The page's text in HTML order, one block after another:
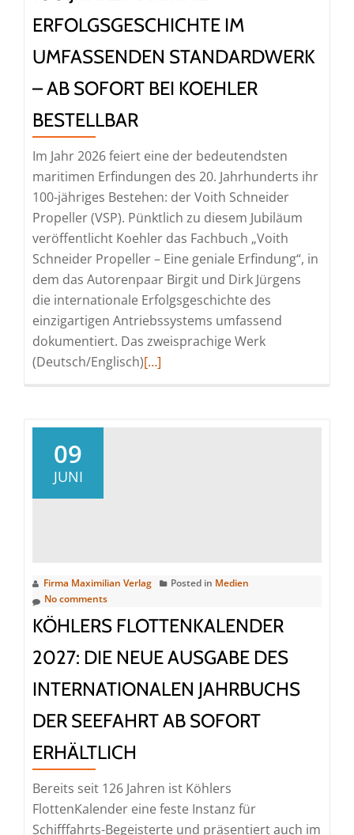
erhältlich
ERFOLGSGESCHICHTE IM
UMFASSENDEN STANDARDWERK
– AB SOFORT BEI KOEHLER
BESTELLBAR
Im Jahr 2026 feiert eine der bedeutendsten
maritimen Erfindungen des 20. Jahrhunderts ihr
100-jähriges Bestehen: der Voith Schneider
Propeller (VSP). Pünktlich zu diesem Jubiläum
veröffentlicht Koehler das Fachbuch „Voith
Schneider Propeller – Eine geniale Erfindung“, in
dem das Autorenpaar Birgit und Dirk Jürgens
die internationale Erfolgsgeschichte des
einzigartigen Antriebssystems umfassend
dokumentiert. Das zweisprachige Werk
(Deutsch/Englisch)Read
umfassenden
–
ab
sofort
bei
Koehler
bestellbar
[…]
09
JUNI
Firma Maximilian Verlag Posted in Medien
No comments
KÖHLERS FLOTTENKALENDER
2027: DIE NEUE AUSGABE DES
INTERNATIONALEN JAHRBUCHS
DER SEEFAHRT AB SOFORT
ERHÄLTLICH
Bereits seit 126 Jahren ist Köhlers
FlottenKalender eine feste Instanz für
Schifffahrts-Begeisterte und präsentiert auch im